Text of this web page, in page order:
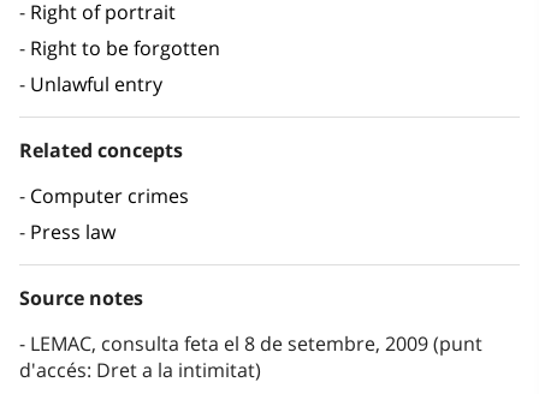
Right of portrait
Right to be forgotten
Unlawful entry
Related concepts
Computer crimes
Press law
Source notes
LEMAC, consulta feta el 8 de setembre, 2009 (punt
d'accés: Dret a la intimitat)